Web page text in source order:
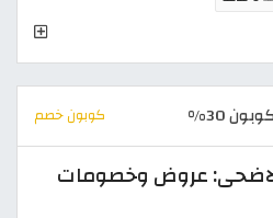
كوبون خصم
عروض وخصومات